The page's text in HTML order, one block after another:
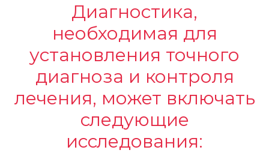
Диагностика,
необходимая для
установления точного
диагноза и контроля
лечения, может включать
следующие
исследования: